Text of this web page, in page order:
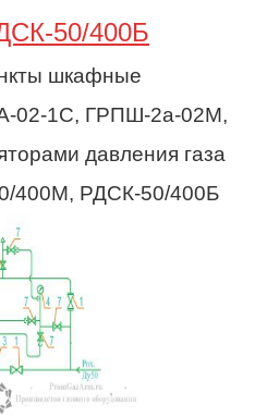
50/400Б
шкафные
02-1С, ГРПШ-2а-02М,
давления газа
400М, РДСК-50/400Б